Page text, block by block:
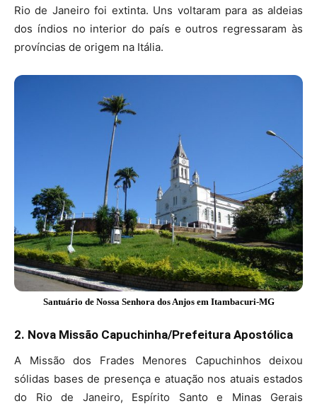
Rio de Janeiro foi extinta. Uns voltaram para as aldeias
dos índios no interior do país e outros regressaram às
províncias de origem na Itália.
Santuário de Nossa Senhora dos Anjos em Itambacuri-MG
2. Nova Missão Capuchinha/Prefeitura Apostólica
A Missão dos Frades Menores Capuchinhos deixou
sólidas bases de presença e atuação nos atuais estados
do Rio de Janeiro, Espírito Santo e Minas Gerais